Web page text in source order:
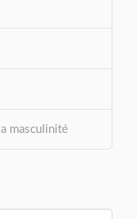
masculinité